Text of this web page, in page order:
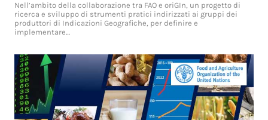
Nell’ambito della collaborazione tra FAO e oriGIn, un progetto di
ricerca e sviluppo di strumenti pratici indirizzati ai gruppi dei
produttori di Indicazioni Geografiche, per definire e
implementare…